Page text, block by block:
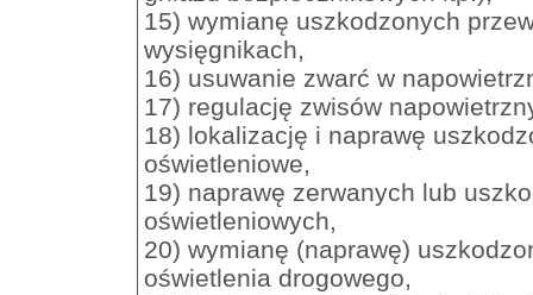
15) wymianę uszkodzonych
wysięgnikach,
16) usuwanie zwarć w
17) regulację zwisów
18) lokalizację i naprawę
oświetleniowe,
19) naprawę zerwanych lub
oświetleniowych,
20) wymianę (naprawę)
oświetlenia drogowego,